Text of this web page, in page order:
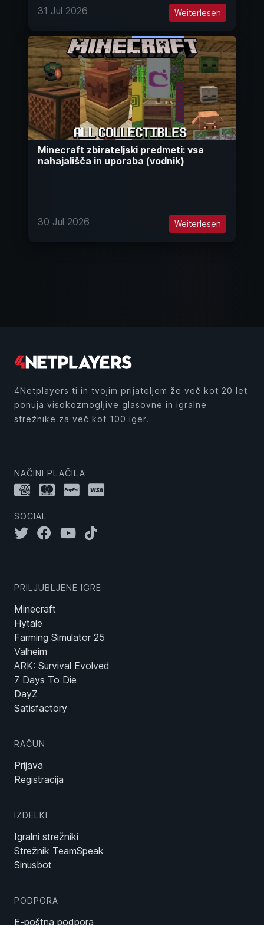
31 Jul 2026 Weiterlesen
Minecraft zbirateljski predmeti: vsa
nahajališča in uporaba (vodnik)
30 Jul 2026 Weiterlesen
4Netplayers ti in tvojim prijateljem že več kot 20 let
ponuja visokozmogljive glasovne in igralne
strežnike za več kot 100 iger.
NAČINI PLAČILA
SOCIAL
PRILJUBLJENE IGRE
Minecraft
Hytale
Farming Simulator 25
Valheim
ARK: Survival Evolved
7 Days To Die
DayZ
Satisfactory
RAČUN
Prijava
Registracija
IZDELKI
Igralni strežniki
Strežnik TeamSpeak
Sinusbot
PODPORA
E-poštna podpora